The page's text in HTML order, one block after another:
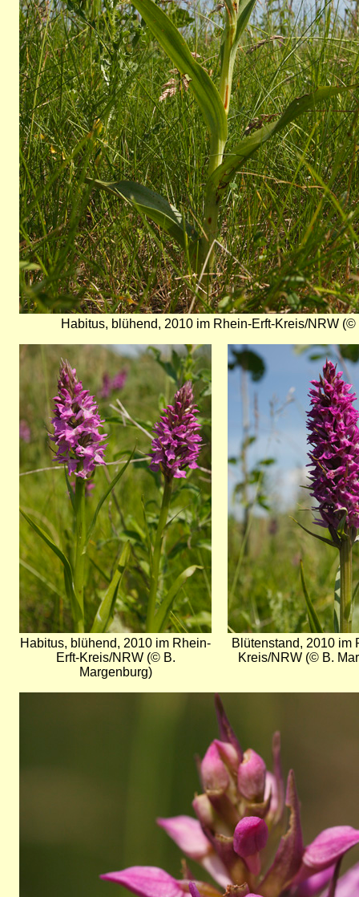
Habitus, blühend, 2010 im Rhein-Erft-Kreis/NRW (©
Bild
Habitus, blühend, 2010 im Rhein-
Erft-Kreis/NRW (© B.
Margenburg)
Bild
Blütenstand, 2010 im
Kreis/NRW (© B.